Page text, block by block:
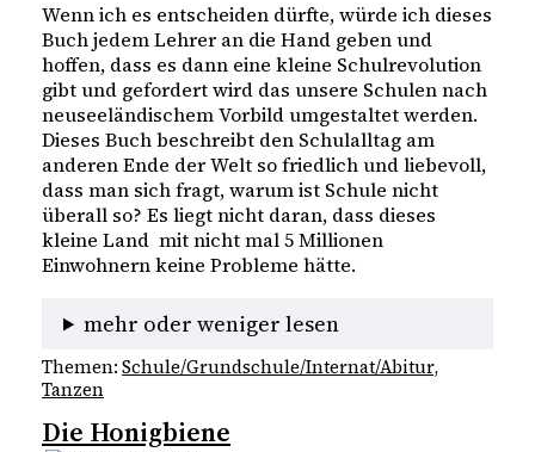
Wenn ich es entscheiden dürfte, würde ich dieses
Buch jedem Lehrer an die Hand geben und
hoffen, dass es dann eine kleine Schulrevolution
gibt und gefordert wird das unsere Schulen nach
neuseeländischem Vorbild umgestaltet werden.
Dieses Buch beschreibt den Schulalltag am
anderen Ende der Welt so friedlich und liebevoll,
dass man sich fragt, warum ist Schule nicht
überall so? Es liegt nicht daran, dass dieses
kleine Land mit nicht mal 5 Millionen
Einwohnern keine Probleme hätte.
mehr oder weniger lesen
Themen: Schule/Grundschule/Internat/Abitur
Tanzen
Die Honigbiene